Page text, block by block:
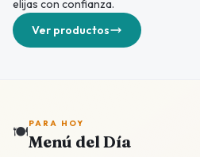
elijas con confianza.
Ver productos
🍽️PARA HOY
Menú del Día